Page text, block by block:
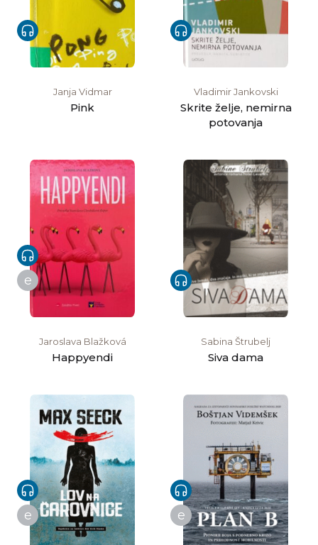
Janja Vidmar
Pink
Vladimir Jankovski
Skrite želje, nemirna
potovanja
e
Jaroslava Blažková
Happyendi
Sabina Štrubelj
Siva dama
e e